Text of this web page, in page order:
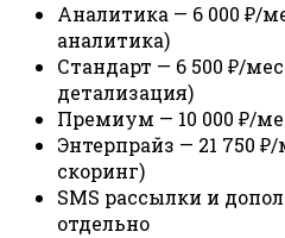
Аналитика — 6 000 ₽/
аналитика)
Стандарт — 6 500 ₽/
детализация)
Премиум — 10 000 ₽/
Энтерпрайз — 21 750
скоринг)
SMS рассылки и
отдельно